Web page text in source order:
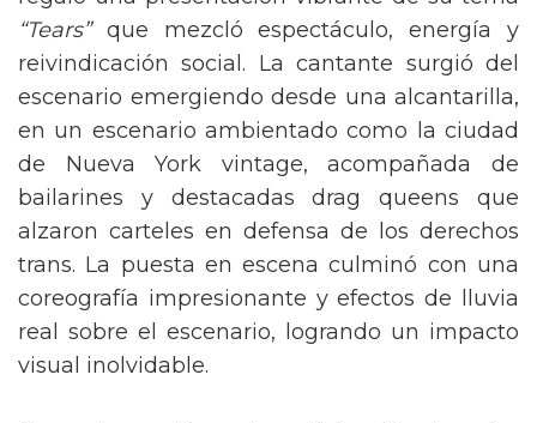
regaló una presentación vibrante de su tema
“Tears”que mezcló espectáculo, energía y
reivindicación social. La cantante surgió del
escenario emergiendo desde una alcantarilla,
en un escenario ambientado como la ciudad
de Nueva York vintage, acompañada de
bailarines y destacadas drag queens que
alzaron carteles en defensa de los derechos
trans. La puesta en escena culminó con una
coreografía impresionante y efectos de lluvia
real sobre el escenario, logrando un impacto